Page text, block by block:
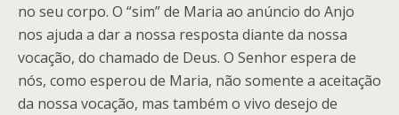
no seu corpo. O “sim” de Maria ao anúncio do Anjo
nos ajuda a dar a nossa resposta diante da nossa
vocação, do chamado de Deus. O Senhor espera de
nós, como esperou de Maria, não somente a aceitação
da nossa vocação, mas também o vivo desejo de